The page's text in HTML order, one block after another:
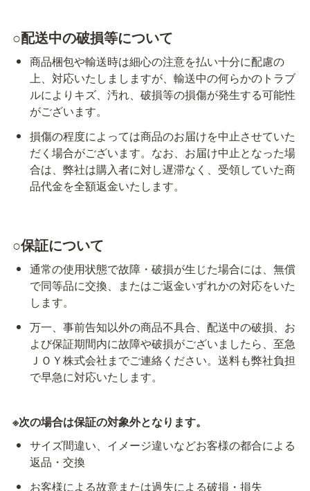
○配送中の破損等について
商品梱包や輸送時は細心の注意を払い十分に配慮の
上、対応いたしましますが、輸送中の何らかのトラブ
ルによりキズ、汚れ、破損等の損傷が発生する可能性
がございます。
損傷の程度によっては商品のお届けを中止させていた
だく場合がございます。なお、お届け中止となった場
合は、弊社は購入者に対し遅滞なく、受領していた商
品代金を全額返金いたします。
○保証について
通常の使用状態で故障・破損が生じた場合には、無償
で同等品に交換、またはご返金いずれかの対応をいた
します。
万一、事前告知以外の商品不具合、配送中の破損、お
よび保証期間内に故障や破損がございましたら、至急
ＪＯＹ株式会社までご連絡ください。送料も弊社負担
で早急に対応いたします。
※次の場合は保証の対象外となります。
サイズ間違い、イメージ違いなどお客様の都合による
返品・交換
お客様による故意または過失による破損・損失